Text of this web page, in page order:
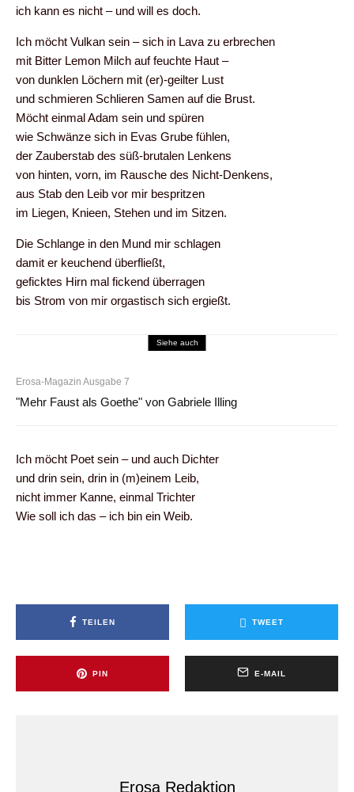
ich kann es nicht – und will es doch.
Ich möcht Vulkan sein – sich in Lava zu erbrechen
mit Bitter Lemon Milch auf feuchte Haut –
von dunklen Löchern mit (er)-geilter Lust
und schmieren Schlieren Samen auf die Brust.
Möcht einmal Adam sein und spüren
wie Schwänze sich in Evas Grube fühlen,
der Zauberstab des süß-brutalen Lenkens
von hinten, vorn, im Rausche des Nicht-Denkens,
aus Stab den Leib vor mir bespritzen
im Liegen, Knieen, Stehen und im Sitzen.
Die Schlange in den Mund mir schlagen
damit er keuchend überfließt,
geficktes Hirn mal fickend überragen
bis Strom von mir orgastisch sich ergießt.
Siehe auch
Erosa-Magazin Ausgabe 7
"Mehr Faust als Goethe" von Gabriele Illing
Ich möcht Poet sein – und auch Dichter
und drin sein, drin in (m)einem Leib,
nicht immer Kanne, einmal Trichter
Wie soll ich das – ich bin ein Weib.
TEILEN TWEET
PIN E-MAIL
Erosa Redaktion